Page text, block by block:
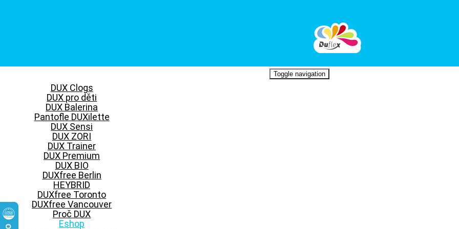
Toggle navigation
DUX Clogs
DUX pro děti
DUX Balerina
Pantofle DUXilette
DUX Sensi
DUX ZORI
DUX Trainer
DUX Premium
DUX BIO
DUXfree Berlin
HEYBRID
DUXfree Toronto
DUXfree Vancouver
Proč DUX
Eshop